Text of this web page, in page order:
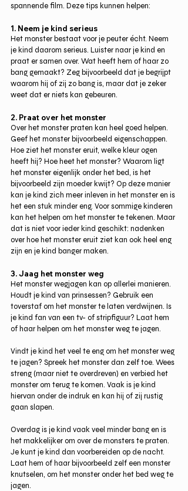
spannende film. Deze tips kunnen helpen:
1. Neem je kind serieus
Het monster bestaat voor je peuter écht. Neem
je kind daarom serieus. Luister naar je kind en
praat er samen over. Wat heeft hem of haar zo
bang gemaakt? Zeg bijvoorbeeld dat je begrijpt
waarom hij of zij zo bang is, maar dat je zeker
weet dat er niets kan gebeuren.
2. Praat over het monster
Over het monster praten kan heel goed helpen.
Geef het monster bijvoorbeeld eigenschappen.
Hoe ziet het monster eruit, welke kleur ogen
heeft hij? Hoe heet het monster? Waarom ligt
het monster eigenlijk onder het bed, is het
bijvoorbeeld zijn moeder kwijt? Op deze manier
kan je kind zich meer inleven in het monster en is
het een stuk minder eng. Voor sommige kinderen
kan het helpen om het monster te tekenen. Maar
dat is niet voor ieder kind geschikt: nadenken
over hoe het monster eruit ziet kan ook heel eng
zijn en je kind banger maken.
3. Jaag het monster weg
Het monster wegjagen kan op allerlei manieren.
Houdt je kind van prinsessen? Gebruik een
toverstaf om het monster te laten verdwijnen. Is
je kind fan van een tv- of stripfiguur? Laat hem
of haar helpen om het monster weg te jagen.
Vindt je kind het veel te eng om het monster weg
te jagen? Spreek het monster dan zelf toe. Wees
streng (maar niet te overdreven) en verbied het
monster om terug te komen. Vaak is je kind
hiervan onder de indruk en kan hij of zij rustig
gaan slapen.
Overdag is je kind vaak veel minder bang en is
het makkelijker om over de monsters te praten.
Je kunt je kind dan voorbereiden op de nacht.
Laat hem of haar bijvoorbeeld zelf een monster
knutselen, om het monster onder het bed weg te
jagen.